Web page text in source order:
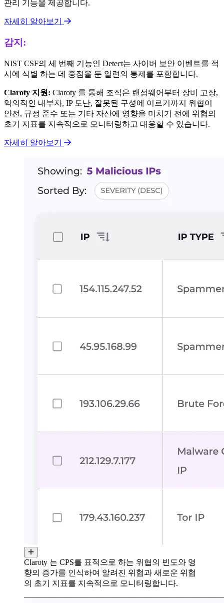
관리 기능을 제공합니다.
자세히 알아보기
감지:
NIST CSF의 세 번째 기능인 Detect는 사이버 보안 이벤트를 적
시에 식별 하는 데 중점을 둔 일련의 통제를 포함합니다.
Claroty 지원: Claroty 를 통해 조직은 랜섬웨어부터 장비 고장,
악의적인 내부자, IP 도난, 잘못된 구성에 이르기까지 위협이
안전, 규정 준수 또는 기타 자산에 영향을 미치기 전에 위협의
초기 지표를 지속적으로 모니터링하고 대응할 수 있습니다.
자세히 알아보기
Claroty 는 CPS를 표적으로 하는 위협의 빈도와 영
향의 증가를 인식하여 알려진 위협과 새로운 위협
의 초기 지표를 지속적으로 모니터링합니다.